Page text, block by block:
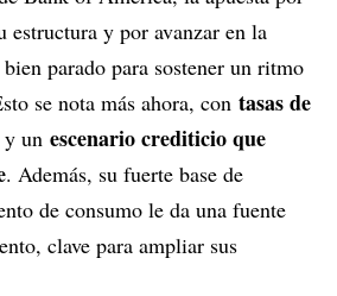
estructura y por avanzar en la
parado para sostener un ritmo
se nota más ahora, con tasas de
y un escenario crediticio que
. Además, su fuerte base de
de consumo le da una fuente
clave para ampliar sus